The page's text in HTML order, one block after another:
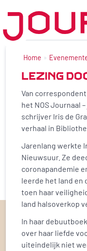
Ga
inhoud
Home
LEZING
Van
het NOS Journaal
schrijver Iris de
verhaal in
Jarenlang werkte
Nieuwsuur. Ze
coronapandemie
leerde het land en
toen haar
land halsoverkop
In haar
over haar liefde
uiteindelijk niet